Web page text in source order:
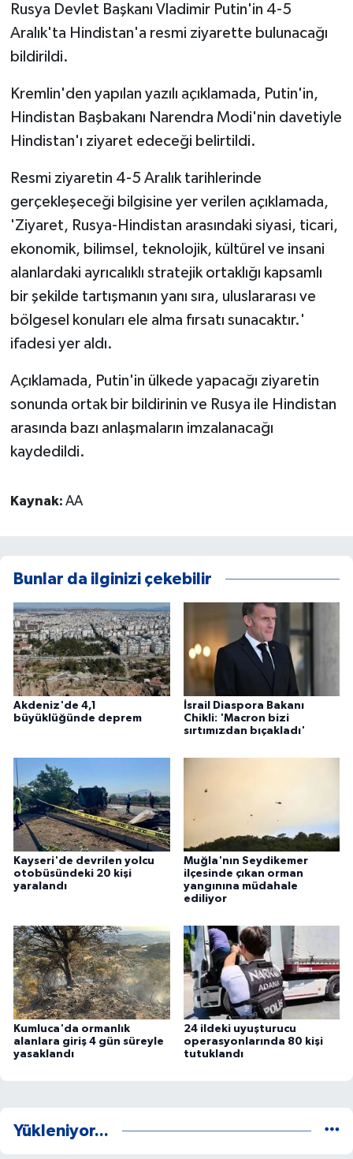
Rusya Devlet Başkanı Vladimir Putin'in 4-5
Aralık'ta Hindistan'a resmi ziyarette bulunacağı
bildirildi.
Kremlin'den yapılan yazılı açıklamada, Putin'in,
Hindistan Başbakanı Narendra Modi'nin davetiyle
Hindistan'ı ziyaret edeceği belirtildi.
Resmi ziyaretin 4-5 Aralık tarihlerinde
gerçekleşeceği bilgisine yer verilen açıklamada,
'Ziyaret, Rusya-Hindistan arasındaki siyasi, ticari,
ekonomik, bilimsel, teknolojik, kültürel ve insani
alanlardaki ayrıcalıklı stratejik ortaklığı kapsamlı
bir şekilde tartışmanın yanı sıra, uluslararası ve
bölgesel konuları ele alma fırsatı sunacaktır.'
ifadesi yer aldı.
Açıklamada, Putin'in ülkede yapacağı ziyaretin
sonunda ortak bir bildirinin ve Rusya ile Hindistan
arasında bazı anlaşmaların imzalanacağı
kaydedildi.
Kaynak: AA
Bunlar da ilginizi çekebilir
Akdeniz'de 4,1
büyüklüğünde deprem
İsrail Diaspora Bakanı
Chikli: 'Macron bizi
sırtımızdan bıçakladı'
Kayseri'de devrilen yolcu
otobüsündeki 20 kişi
yaralandı
Muğla'nın Seydikemer
ilçesinde çıkan orman
yangınına müdahale
ediliyor
Kumluca'da ormanlık
alanlara giriş 4 gün süreyle
yasaklandı
24 ildeki uyuşturucu
operasyonlarında 80 kişi
tutuklandı
Yükleniyor...